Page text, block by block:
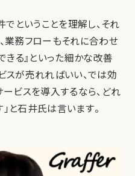
でということを理解し、それ
業務フローもそれに合わせ
きる』といった細かな改善
スが売れればいい、では効
ビスを導入するなら、どれ
と石井氏は言います。